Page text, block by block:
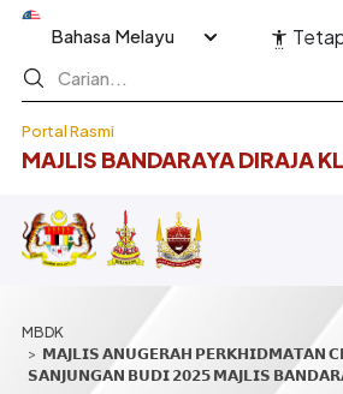
Langkau ke kandungan utama
Portal Rasmi
MAJLIS BANDARAYA DIRAJA
Select your language
Breadcrumb
𝗠𝗔𝗝𝗟𝗜𝗦 𝗔𝗡𝗨𝗚𝗘𝗥𝗔𝗛 𝗣𝗘𝗥𝗞𝗛𝗜𝗗𝗠𝗔𝗧𝗔𝗡
𝗦𝗔𝗡𝗝𝗨𝗡𝗚𝗔𝗡 𝗕𝗨𝗗𝗜 𝟮𝟬𝟮𝟱 𝗠𝗔𝗝𝗟𝗜𝗦